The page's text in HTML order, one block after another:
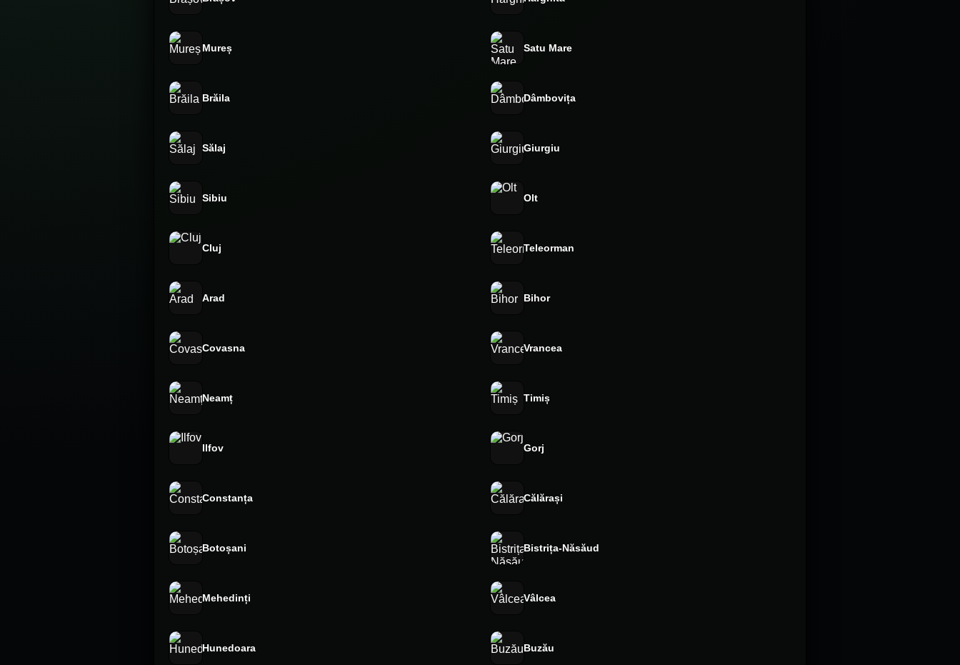
Mureș Satu Mare
Brăila Dâmbovița
Sălaj Giurgiu
Sibiu Olt
Cluj Teleorman
Arad Bihor
Covasna Vrancea
Neamț Timiș
Ilfov Gorj
Constanța Călărași
Botoșani Bistrița-Năsăud
Mehedinți Vâlcea
Hunedoara Buzău